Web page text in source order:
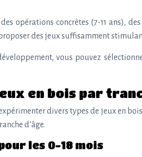
opérations concrètes (7-11 ans),
des jeux suffisamment
vous pouvez
en bois par
divers types de jeux en
d’âge.
les 0-18 mois